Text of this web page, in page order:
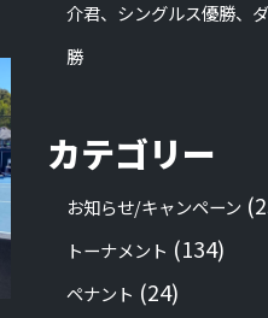
介君、シングルス優勝、
勝
カテゴリー
お知らせ/キャンペーン
トーナメント (134)
ペナント (24)